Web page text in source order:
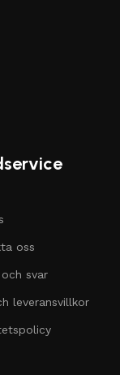
oss
och svar
leveransvillkor